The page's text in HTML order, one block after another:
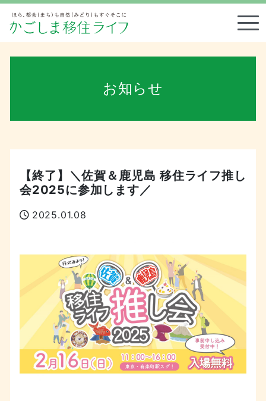
お知らせ
【終了】＼佐賀＆鹿児島 移住ライフ推し
会2025に参加します／
2025.01.08